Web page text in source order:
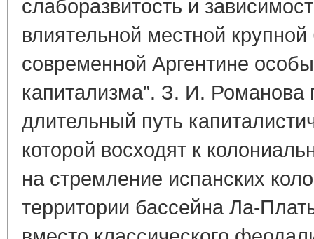
влиятельной местной
современной Аргентине
капитализма". З. И. Романова
длительный путь
которой восходят к
на стремление испанских
территории бассейна Ла-